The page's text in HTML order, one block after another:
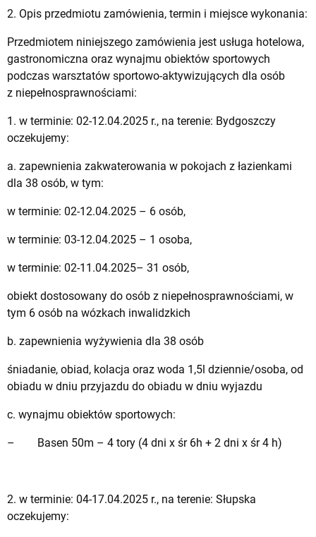
2. Opis przedmiotu zamówienia, termin i miejsce wykonania:
Przedmiotem niniejszego zamówienia jest usługa hotelowa,
gastronomiczna oraz wynajmu obiektów sportowych
podczas warsztatów sportowo-aktywizujących dla osób
z niepełnosprawnościami:
1. w terminie: 02-12.04.2025 r., na terenie: Bydgoszczy
oczekujemy:
a. zapewnienia zakwaterowania w pokojach z łazienkami
dla 38 osób, w tym:
w terminie: 02-12.04.2025 – 6 osób,
w terminie: 03-12.04.2025 – 1 osoba,
w terminie: 02-11.04.2025– 31 osób,
obiekt dostosowany do osób z niepełnosprawnościami, w
tym 6 osób na wózkach inwalidzkich
b. zapewnienia wyżywienia dla 38 osób
śniadanie, obiad, kolacja oraz woda 1,5l dziennie/osoba, od
obiadu w dniu przyjazdu do obiadu w dniu wyjazdu
c. wynajmu obiektów sportowych:
– Basen 50m – 4 tory (4 dni x śr 6h + 2 dni x śr 4 h)
2. w terminie: 04-17.04.2025 r., na terenie: Słupska
oczekujemy: